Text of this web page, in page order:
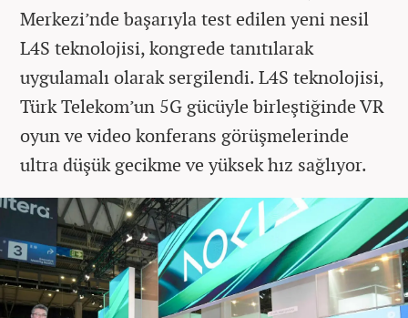
Merkezi’nde başarıyla test edilen yeni nesil
L4S teknolojisi, kongrede tanıtılarak
uygulamalı olarak sergilendi. L4S teknolojisi,
Türk Telekom’un 5G gücüyle birleştiğinde VR
oyun ve video konferans görüşmelerinde
ultra düşük gecikme ve yüksek hız sağlıyor.